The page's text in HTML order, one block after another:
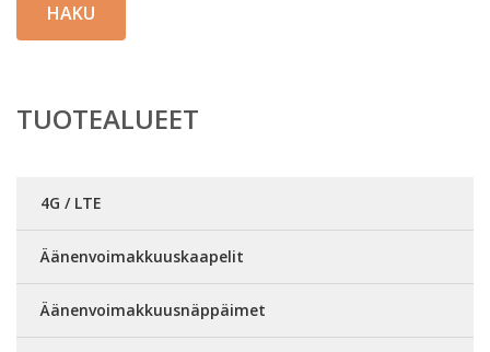
HAKU
TUOTEALUEET
4G / LTE
Äänenvoimakkuuskaapelit
Äänenvoimakkuusnäppäimet